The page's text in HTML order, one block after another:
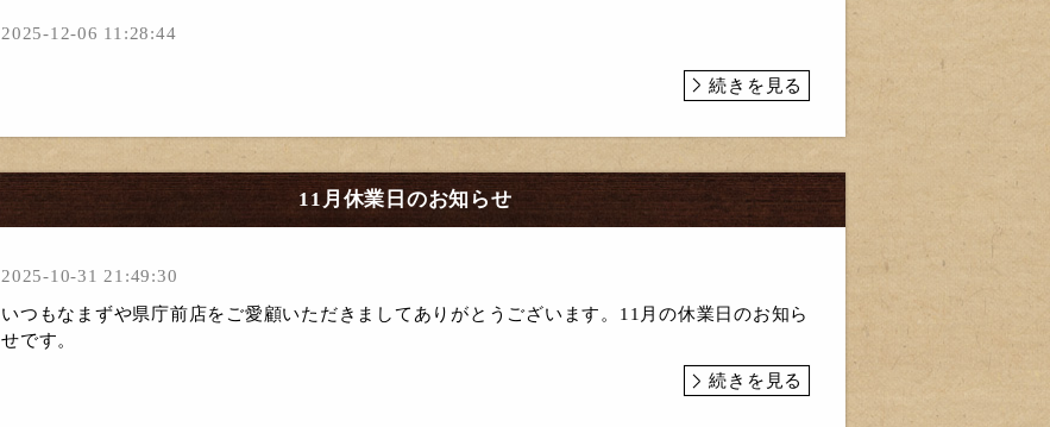
2025-12-06 11:28:44
続きを見る
11月休業日のお知らせ
2025-10-31 21:49:30
いつもなまずや県庁前店をご愛顧いただきましてありがとうございます。11月の休業日のお知ら
せです。
続きを見る